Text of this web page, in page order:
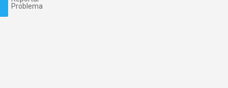
Problema